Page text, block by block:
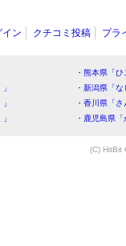
イン クチコミ投稿 プラ
・熊本県「
・新潟県「
・香川県「
・鹿児島県
(C) HitBit